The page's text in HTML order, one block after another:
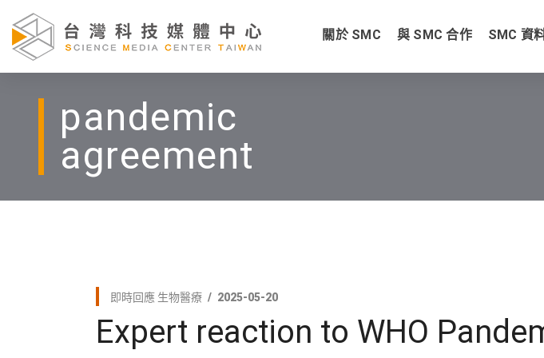
關於 SMC 與 SMC 合作 SMC 資
pandemic
agreement
即時回應 生物醫療 2025-05-20
Expert reaction to WHO